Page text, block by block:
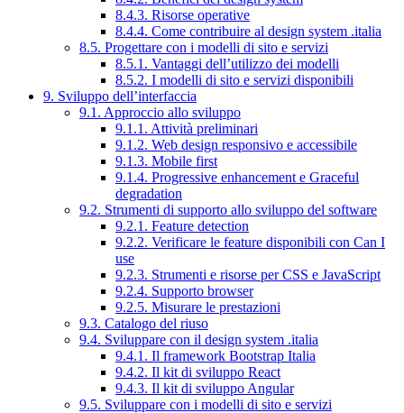
8.4.3. Risorse operative
8.4.4. Come contribuire al design system .italia
8.5. Progettare con i modelli di sito e servizi
8.5.1. Vantaggi dell’utilizzo dei modelli
8.5.2. I modelli di sito e servizi disponibili
9. Sviluppo dell’interfaccia
9.1. Approccio allo sviluppo
9.1.1. Attività preliminari
9.1.2. Web design responsivo e accessibile
9.1.3. Mobile first
9.1.4. Progressive enhancement e Graceful
degradation
9.2. Strumenti di supporto allo sviluppo del software
9.2.1. Feature detection
9.2.2. Verificare le feature disponibili con Can I
use
9.2.3. Strumenti e risorse per CSS e JavaScript
9.2.4. Supporto browser
9.2.5. Misurare le prestazioni
9.3. Catalogo del riuso
9.4. Sviluppare con il design system .italia
9.4.1. Il framework Bootstrap Italia
9.4.2. Il kit di sviluppo React
9.4.3. Il kit di sviluppo Angular
9.5. Sviluppare con i modelli di sito e servizi